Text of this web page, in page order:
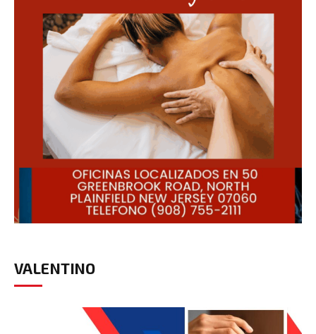
VALENTINO